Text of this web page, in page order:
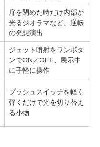
扉を閉めた時だけ内部が
光るジオラマなど、逆転
の発想演出
ジェット噴射をワンボタ
ンでON／OFF、展示中
に手軽に操作
プッシュスイッチを軽く
弾くだけで光を切り替え
る小物